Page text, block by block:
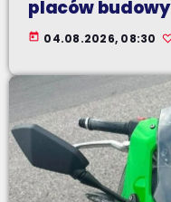
placów budowy
today 04.08.2026, 08:30